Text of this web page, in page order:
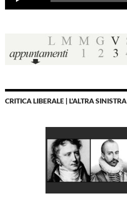
CRITICA LIBERALE | L'ALTRA SINISTRA